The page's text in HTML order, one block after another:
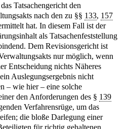
Tatsachengericht den
nach den zu §§ 133, 157
hat. In diesem Fall ist der
als Tatsachenfeststellung
Dem Revisionsgericht ist
nur möglich, wenn
Entscheidung nichts Näheres
Auslegungsergebnis nicht
– wie hier – eine solche
den Anforderungen des § 139
Verfahrensrüge, um das
die bloße Darlegung einer
für richtig gehaltenen